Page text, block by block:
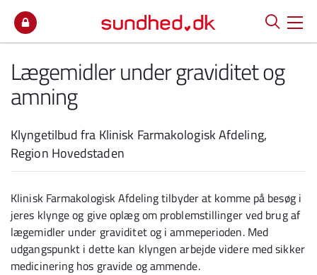
Lægemidler under graviditet og
amning
Klyngetilbud fra Klinisk Farmakologisk Afdeling,
Region Hovedstaden
Klinisk Farmakologisk Afdeling tilbyder at komme på besøg i
jeres klynge og give oplæg om problemstillinger ved brug af
lægemidler under graviditet og i ammeperioden. Med
udgangspunkt i dette kan klyngen arbejde videre med sikker
medicinering hos gravide og ammende.